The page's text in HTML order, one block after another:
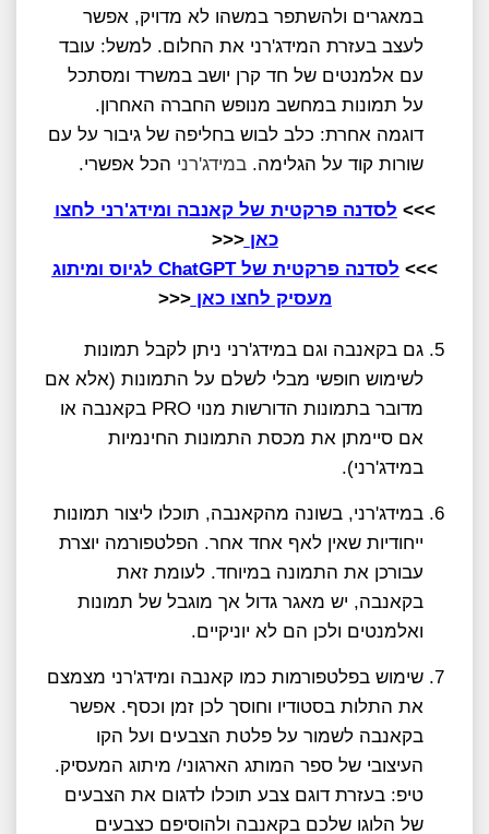
במאגרים ולהשתפר במשהו לא מדויק, אפשר
לעצב בעזרת המידג'רני את החלום. למשל: עובד
עם אלמנטים של חד קרן יושב במשרד ומסתכל
על תמונות במחשב מנופש החברה האחרון.
דוגמה אחרת: כלב לבוש בחליפה של גיבור על עם
שורות קוד על הגלימה. במידג'רני הכל אפשרי.
>>> לסדנה פרקטית של קאנבה ומידג'רני לחצו
כאן <<<
>>>
לסדנה פרקטית של ChatGPT לגיוס ומיתוג
מעסיק לחצו כאן <<<
גם בקאנבה וגם במידג'רני ניתן לקבל תמונות
לשימוש חופשי מבלי לשלם על התמונות (אלא אם
מדובר בתמונות הדורשות מנוי PRO בקאנבה או
אם סיימתן את מכסת התמונות החינמיות
במידג'רני).
במידג'רני, בשונה מהקאנבה, תוכלו ליצור תמונות
ייחודיות שאין לאף אחד אחר. הפלטפורמה יוצרת
עבורכן את התמונה במיוחד. לעומת זאת
בקאנבה, יש מאגר גדול אך מוגבל של תמונות
ואלמנטים ולכן הם לא יוניקיים.
שימוש בפלטפורמות כמו קאנבה ומידג'רני מצמצם
את התלות בסטודיו וחוסך לכן זמן וכסף. אפשר
בקאנבה לשמור על פלטת הצבעים ועל הקו
העיצובי של ספר המותג הארגוני/ מיתוג המעסיק.
טיפ: בעזרת דוגם צבע תוכלו לדגום את הצבעים
של הלוגו שלכם בקאנבה ולהוסיפם כצבעים